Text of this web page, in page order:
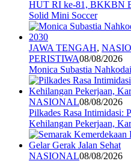
HUT RI ke-81, BKKBN
Solid Mini Soccer
JAWA TENGAH,
PERISTIWA08/08/2026
Monica Subastia
NASIONAL08/08/2026
Pilkades Rasa Intimidasi:
Kehilangan Pekerjaan,
NASIONAL08/08/2026